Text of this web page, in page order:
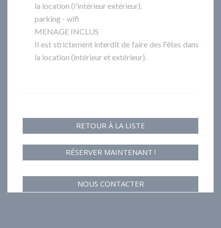
la location (l'intérieur extérieur).
parking - wifi
MENAGE INCLUS
Il est strictement interdit de faire des Fêtes dans
la location (intérieur et extérieur).
RETOUR À LA LISTE
RÉSERVER MAINTENANT !
NOUS CONTACTER